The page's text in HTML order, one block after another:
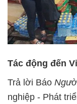
Tác động đến
Trả lời Báo
nghiệp - Phát